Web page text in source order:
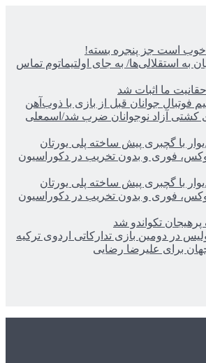
خوب است جز پنجره بسته!
به استقلالی‌ها/ به جای اولتیماتوم تماس
ما اثبات شد
فوتبال جوانان قبل از بازی با ذوب‌آهن
کشتی آزاد نوجوانان ضرب شد/اسمعلی
با گچبری پیش ساخته پلی یورتان
فوری و بدون تخریب در دکوراسیون
با گچبری پیش ساخته پلی یورتان
فوری و بدون تخریب در دکوراسیون
پرهیجان تکواندو شد
در دومین بازی تدارکاتی اردوی ترکیه
برای علیرضا رضایی